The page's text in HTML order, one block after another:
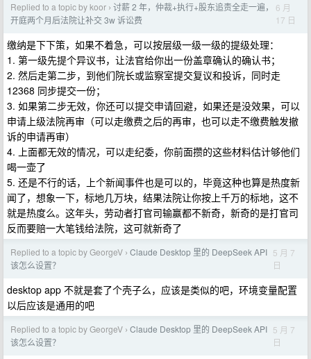
Replied to a topic by koor › 讨薪 2 年，仲裁+执行+股东追责全走一遍，
开庭两个月后法院让补交 3w 诉讼费
6 月
17 日
缴纳是下下策，如果不着急，可以按层级一级一级的提级处理：
1. 第一级先提个异议书，让法官给你出一份盖章确认的确认书；
2. 然后走第二步，到他们院长或监察室提交复议和投诉，同时走
12368 同步提交一份；
3. 如果第二步无效，你还可以提交申请回避，如果还是没效果，可以
申请上级法院再审（可以走缴费之后的再审，也可以走不缴费触发撤
诉的申请再审）
4. 上面都无效的情况，可以走纪委，你前面攒的这些材料估计够他们
喝一壶了
5. 还是不行的话，上个新闻事件也是可以的，毕竟这种也算是热度新
闻了，想象一下，标地几万块，结果法院让你按上千万的标地，这不
就是热度么。这年头，劳动者打官司输赢都不新奇，新奇的是打官司
反而要赔一大笔钱给法院，这可就新奇了
Replied to a topic by GeorgeV › Claude Desktop 里的 DeepSeek API
该怎么设置？
5 月 7
日
desktop app 不就是套了个壳子么，应该是类似的吧，环境变量配置
以后应该是通用的吧
Replied to a topic by GeorgeV › Claude Desktop 里的 DeepSeek API
该怎么设置？
5 月 7
日